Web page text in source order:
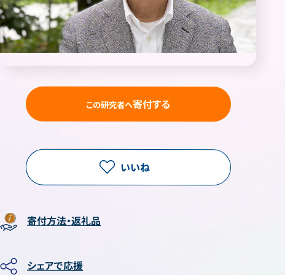
この研究者へ寄付する
いいね
寄付方法・返礼品
シェアで応援